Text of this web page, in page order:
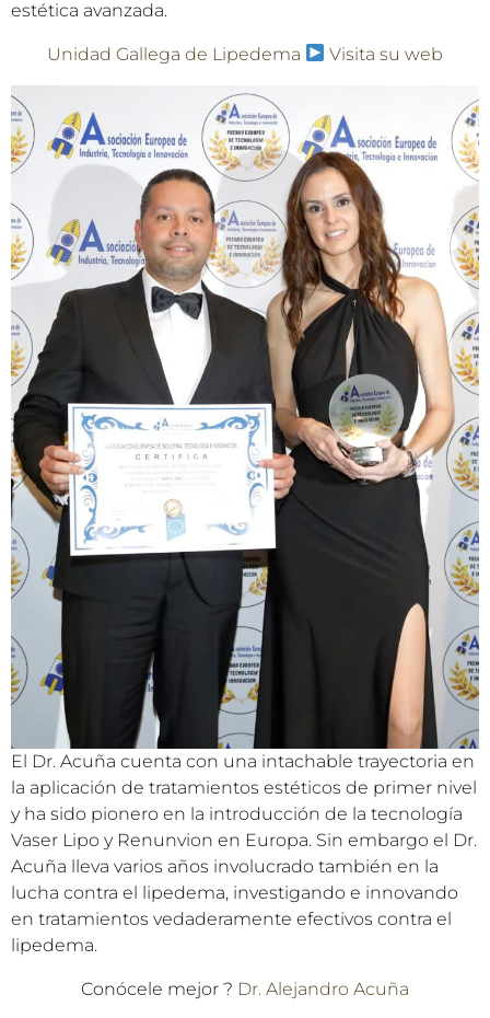
estética avanzada.
Unidad Gallega de Lipedema Visita su web
El Dr. Acuña cuenta con una intachable trayectoria en
la aplicación de tratamientos estéticos de primer nivel
y ha sido pionero en la introducción de la tecnología
Vaser Lipo y Renunvion en Europa. Sin embargo el Dr.
Acuña lleva varios años involucrado también en la
lucha contra el lipedema, investigando e innovando
en tratamientos vedaderamente efectivos contra el
lipedema.
Conócele mejor ? Dr. Alejandro Acuña